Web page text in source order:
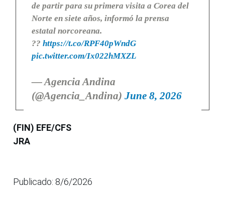
de partir para su primera visita a Corea del
Norte en siete años, informó la prensa
estatal norcoreana.
?? https://t.co/RPF40pWndG
pic.twitter.com/Ix022hMXZL
— Agencia Andina
(@Agencia_Andina) June 8, 2026
(FIN) EFE/CFS
JRA
Publicado: 8/6/2026